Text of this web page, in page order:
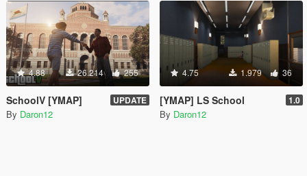
4.88 26.214 255
SchoolV [YMAP] UPDATE
By Daron12
4.75 1.979 36
[YMAP] LS School 1.0
By Daron12